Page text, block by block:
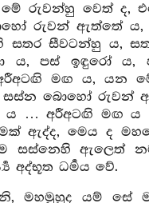
මේ රුවන්හු වෙත් ද,
රුවන් ඇත්තේ
සීවටන්හු ය,
ය, පස් ඉඳුරෝ
මඟ ය, යන
සස්න බොහෝ රුවන්
ය … අරීඅටඟි මඟ
ඇද්ද, මෙය ද
සස්නෙහි ඇලෙත්
අද්භූත ධර්‍මය වේ.
මහමුහුද යම් සේ